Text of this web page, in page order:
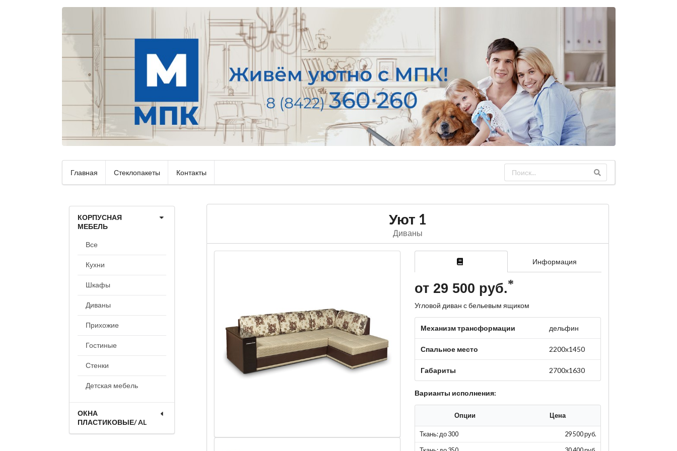
Главная Стеклопакеты Контакты
КОРПУСНАЯ
МЕБЕЛЬ
Все
Кухни
Шкафы
Диваны
Прихожие
Гостиные
Стенки
Детская мебель
ОКНА
ПЛАСТИКОВЫЕ/ AL
Уют 1
Диваны
Информация
от 29 500 руб.
Угловой диван с бельевым ящиком
Механизм трансформации дельфин
Спальное место 2200х1450
Габариты 2700x1630
Варианты исполнения:
Опции Цена
Ткань: до 300 29 500 руб.